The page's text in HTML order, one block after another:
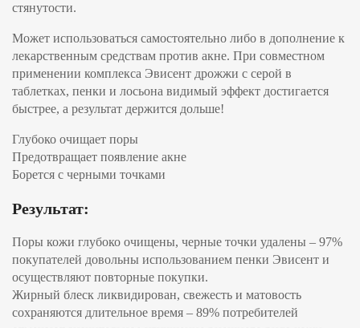
стянутости.
Может использоваться самостоятельно либо в дополнение к
лекарственным средствам против акне. При совместном
применении комплекса Эвисент дрожжи с серой в
таблетках, пенки и лосьона видимый эффект достигается
быстрее, а результат держится дольше!
Глубоко очищает поры
Предотвращает появление акне
Борется с черными точками
Результат:
Поры кожи глубоко очищены, черные точки удалены – 97%
покупателей довольны использованием пенки Эвисент и
осуществляют повторные покупки.
Жирный блеск ликвидирован, свежесть и матовость
сохраняются длительное время – 89% потребителей